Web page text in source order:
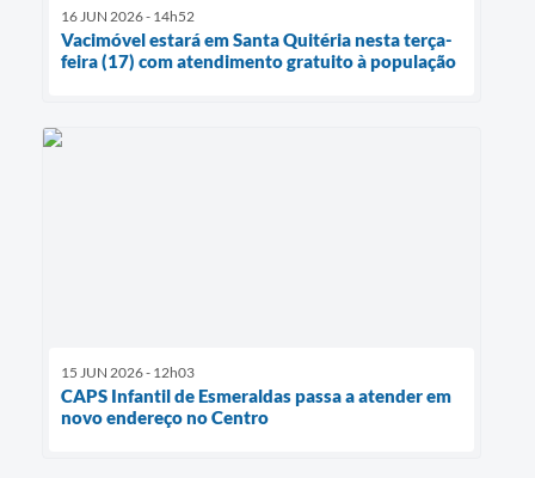
16 JUN 2026 - 14h52
Vacimóvel estará em Santa Quitéria nesta terça-
feira (17) com atendimento gratuito à população
15 JUN 2026 - 12h03
CAPS Infantil de Esmeraldas passa a atender em
novo endereço no Centro